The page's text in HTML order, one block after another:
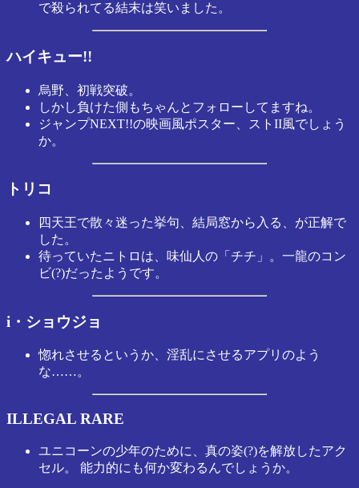
で殺られてる結末は笑いました。
ハイキュー!!
烏野、初戦突破。
しかし負けた側もちゃんとフォローしてますね。
ジャンプNEXT!!の映画風ポスター、ストII風でしょう
か。
トリコ
四天王で散々迷った挙句、結局窓から入る、が正解で
した。
待っていたニトロは、味仙人の「チチ」。一龍のコン
ビ(?)だったようです。
i・ショウジョ
惚れさせるというか、淫乱にさせるアプリのよう
な……。
ILLEGAL RARE
ユニコーンの少年のために、真の姿(?)を解放したアク
セル。 能力的にも何か変わるんでしょうか。